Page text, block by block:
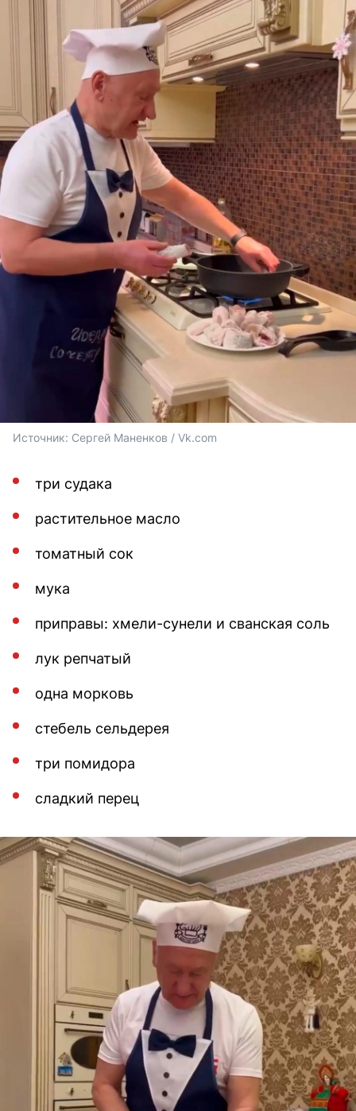
Источник: Сергей Маненков / Vk.com
три судака
растительное масло
томатный сок
мука
приправы: хмели-сунели и сванская соль
лук репчатый
одна морковь
стебель сельдерея
три помидора
сладкий перец